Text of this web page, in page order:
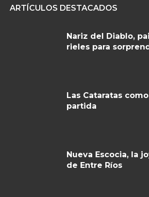
ARTÍCULOS DESTACADOS
Nariz del Diablo,
rieles para
Las Cataratas
partida
Nueva Escocia, la
de Entre Ríos